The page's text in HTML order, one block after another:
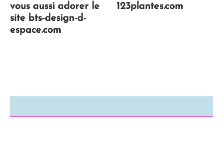
vous aussi adorer le
site bts-design-d-
espace.com
123plantes.com